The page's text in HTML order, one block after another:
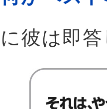
彼は即